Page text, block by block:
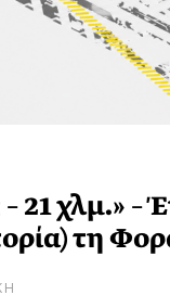
21 χλμ.» –
τη